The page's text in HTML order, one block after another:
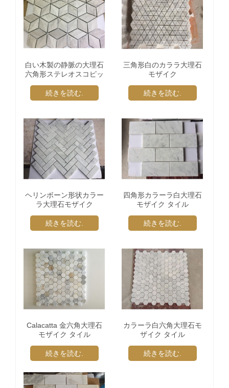
白い木製の静脈の大理石
六角形ステレオスコピッ
続きを読む.
三角形白のカララ大理石
モザイク
続きを読む.
ヘリンボーン形状カラー
ラ大理石モザイク
続きを読む.
四角形カラーラ白大理石
モザイク タイル
続きを読む.
Calacatta 金六角大理石
モザイク タイル
続きを読む.
カラーラ白六角大理石モ
ザイク タイル
続きを読む.